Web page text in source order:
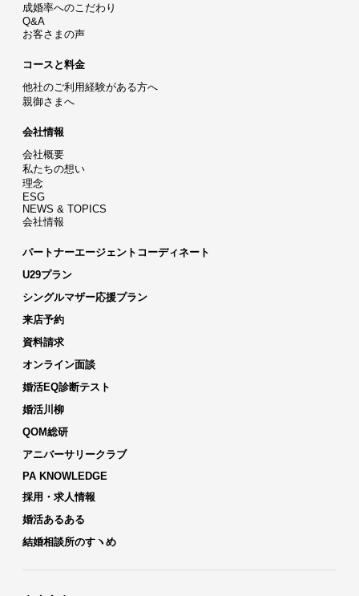
成婚率へのこだわり
Q&A
お客さまの声
コースと料金
他社のご利用経験がある方へ
親御さまへ
会社情報
会社概要
私たちの想い
理念
ESG
NEWS & TOPICS
会社情報
パートナーエージェントコーディネート
U29プラン
シングルマザー応援プラン
来店予約
資料請求
オンライン面談
婚活EQ診断テスト
婚活川柳
QOM総研
アニバーサリークラブ
PA KNOWLEDGE
採用・求人情報
婚活あるある
結婚相談所のすヽめ